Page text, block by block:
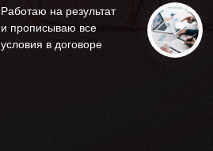
Работаю на результат
и прописываю все
условия в договоре